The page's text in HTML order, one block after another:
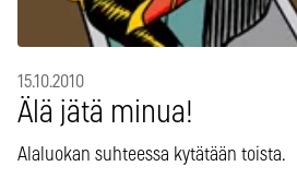
15.10.2010
Älä jätä minua!
Alaluokan suhteessa kytätään toista.